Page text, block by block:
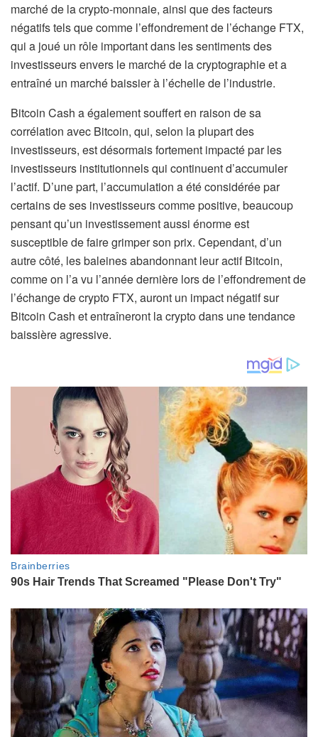
marché de la crypto-monnaie, ainsi que des facteurs
négatifs tels que comme l’effondrement de l’échange FTX,
qui a joué un rôle important dans les sentiments des
investisseurs envers le marché de la cryptographie et a
entraîné un marché baissier à l’échelle de l’industrie.
Bitcoin Cash a également souffert en raison de sa
corrélation avec Bitcoin, qui, selon la plupart des
investisseurs, est désormais fortement impacté par les
investisseurs institutionnels qui continuent d’accumuler
l’actif. D’une part, l’accumulation a été considérée par
certains de ses investisseurs comme positive, beaucoup
pensant qu’un investissement aussi énorme est
susceptible de faire grimper son prix. Cependant, d’un
autre côté, les baleines abandonnant leur actif Bitcoin,
comme on l’a vu l’année dernière lors de l’effondrement de
l’échange de crypto FTX, auront un impact négatif sur
Bitcoin Cash et entraîneront la crypto dans une tendance
baissière agressive.